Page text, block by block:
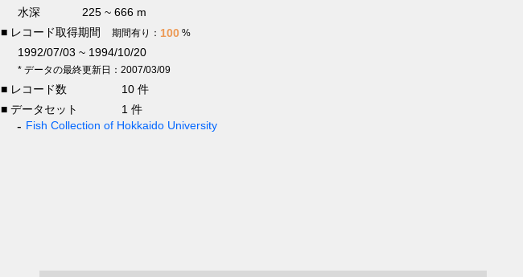
水深
225 ~ 666 m
■ レコード取得期間
期間有り： 100 %
1992/07/03 ~ 1994/10/20
* データの最終更新日：2007/03/09
■ レコード数
10 件
■ データセット
1 件
Fish Collection of Hokkaido University